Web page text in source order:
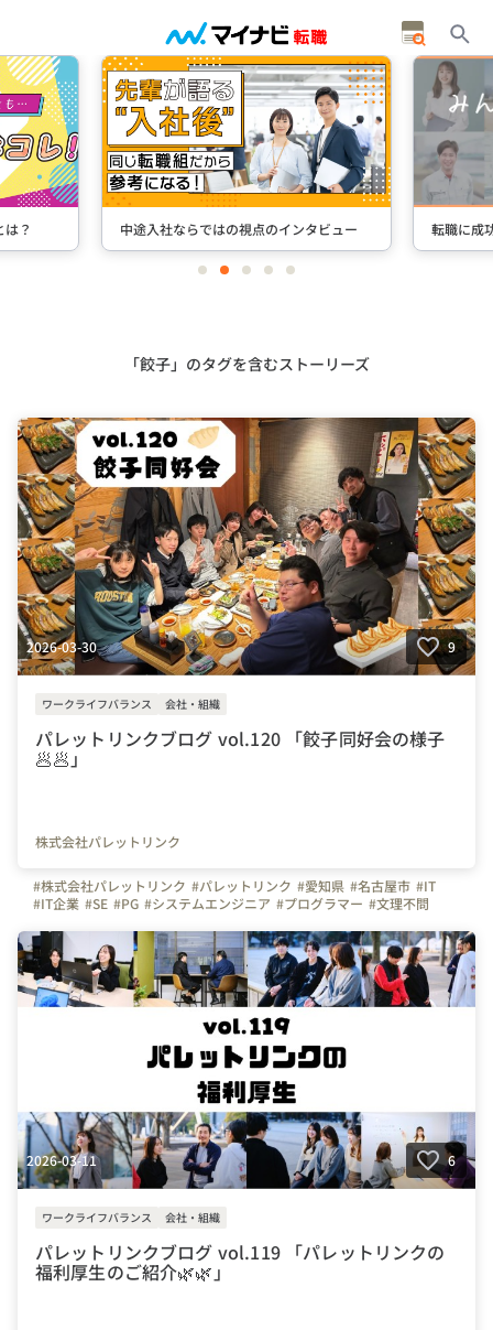
？ 中途入社ならではの視点のインタビュー 転職に成
itemitemitemitemitem
「餃子」のタグを含むストーリーズ
2026-03-30 9
ワークライフバランス 会社・組織
パレットリンクブログ vol.120 「餃子同好会の様子
🥟🥟」
株式会社パレットリンク
#株式会社パレットリンク #パレットリンク #愛知県 #名古屋市 #IT
#IT企業 #SE #PG #システムエンジニア #プログラマー #文理不問
#テレワーク
#在宅勤務 #自慢の福利厚生 #写真で伝える会社の雰囲気
#社内イベント
#同好会 #つながりを大切に #色とりどりの未来をITで
#パレットリンクブログ #名古屋駅 #懇親会 #ごはん #🍺 #餃子 #🥟
#餃子同好会 #居酒屋
2026-03-11 6
ワークライフバランス 会社・組織
パレットリンクブログ vol.119 「パレットリンクの
福利厚生のご紹介🌿🌿」